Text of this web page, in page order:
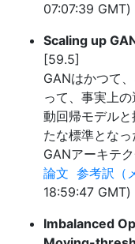
07:07:39 GMT)
Scaling up
[59.5]
GANはかつて
って、事実上
動回帰モデル
たな標準とな
GANアーキテ
論文 参考訳（
18:59:47 GMT)
Imbalanced